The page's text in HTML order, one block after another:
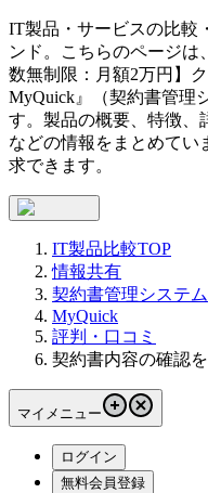
IT製品・サービスの比較
ンド。こちらのページは、
数無制限：月額2万円】
MyQuick 』（契約書管理
す。製品の概要、特徴、
などの情報をまとめてい
求できます。
IT製品比較TOP
情報共有
契約書管理システム
MyQuick
評判・口コミ
契約書内容の確認
マイメニュー
ログイン
無料会員登録